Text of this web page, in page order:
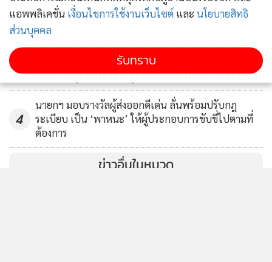
“ขอเตือนพรรคเพื่อไทยให้หยุดแบ่งแยกสีเสื้อ เพราะบ้านเมือง
ขัดแย้งมากเกินพอแล้ว ไม่อยากได้ยินคำว่าแดงเผาบ้านเผาเมือง
อย่ายุคนเสื้อแดงออกมาเชียร์อีกเพราะคนเสื้อแดงส่วนใหญ่เข็ด
หลาบเจ็บปวดกับบทเรียนที่ถูกชักจูงหลอกลวงให้มาชุมนุมเพื่อ
ก้าวขึ้นสู่อำนาจของคนตระกูลเดียวเท่านั้น ส่วนผมไม่จำเป็นต้อง
มีบุญคุณอะไรกับนายทักษิณ มีแต่นายทักษิณ ต้องสำนึกบุญคุณ
ของผมมากกว่าที่ผมเคยช่วยหาเสียงให้นายทักษิณได้เป็น ส.ส.
สมัยแรก ในปี 2538 ในนามพรรคพลังธรรม หวังว่านายทักษิณคง
2
3
นายกฯ รุดลงจุดเกิดเหตุกราดยิง สั่งเยียวยาสภาพจิตใจ
เหยื่อ ลั่นผู้ปกครองต้องถูกดําเนินคดี ไม่ให้เป็นเยี่ยงอย่าง
4
นายกฯ มอบรางวัลผู้ส่งออกดีเด่น ลั่นพร้อมปรับกฎ
ระเบียบ เป็น ‘พาหนะ’ ให้ผู้ประกอบการขับขี่ไปตามที่
ต้องการ
ข่าวอื่นในหมวด
แอพพลิเคชั่น เงื่อนไขการใช้งานเว็บไซต์ และ นโยบายสิทธิ
ส่วนบุคคล
รับทราบ